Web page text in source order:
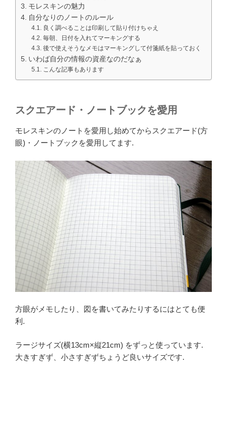
モレスキンの魅力
自分なりのノートのルール
良く調べることは印刷して貼り付けちゃえ
毎朝、日付を入れてマーキングする
後で使えそうなメモはマーキングして付箋紙を貼っておく
いわば自分の情報の資産なのだなぁ
こんな記事もあります
スクエアード・ノートブックを愛用
モレスキンのノートを愛用し始めてからスクエアード(方
眼)・ノートブックを愛用してます.
方眼がメモしたり、図を書いてみたりするにはとても便
利.
ラージサイズ(横13cm×縦21cm) をずっと使っています.
大きすぎず、小さすぎずちょうど良いサイズです.